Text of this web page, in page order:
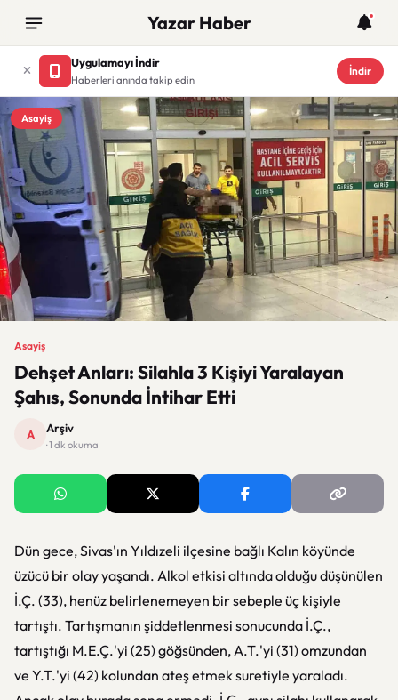
Yazar Haber
Uygulamayı İndir
Haberleri anında takip edin
İndir
Asayiş
Asayiş
Dehşet Anları: Silahla 3 Kişiyi Yaralayan
Şahıs, Sonunda İntihar Etti
A Arşiv
· 1 dk okuma
Dün gece, Sivas'ın Yıldızeli ilçesine bağlı Kalın köyünde
üzücü bir olay yaşandı. Alkol etkisi altında olduğu düşünülen
İ.Ç. (33), henüz belirlenemeyen bir sebeple üç kişiyle
tartıştı. Tartışmanın şiddetlenmesi sonucunda İ.Ç.,
tartıştığı M.E.Ç.'yi (25) göğsünden, A.T.'yi (31) omzundan
ve Y.T.'yi (42) kolundan ateş etmek suretiyle yaraladı.